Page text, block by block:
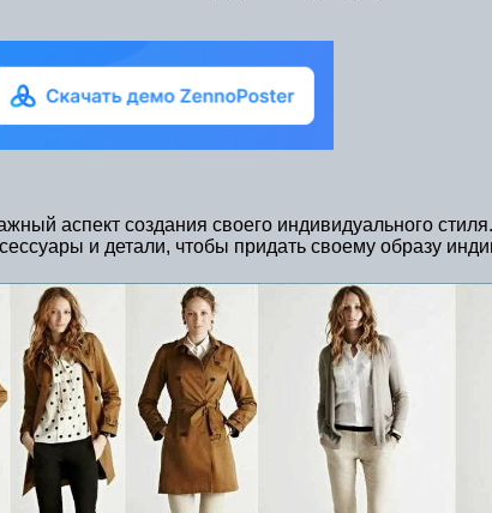
аспект создания своего индивидуального
и детали, чтобы придать своему образу